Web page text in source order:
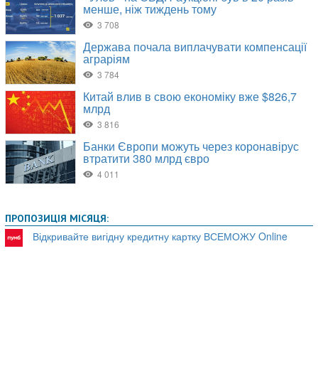
ПРОПОЗИЦІЯ МІСЯЦЯ:
Відкривайте вигідну кредитну картку ВСЕМОЖУ Online